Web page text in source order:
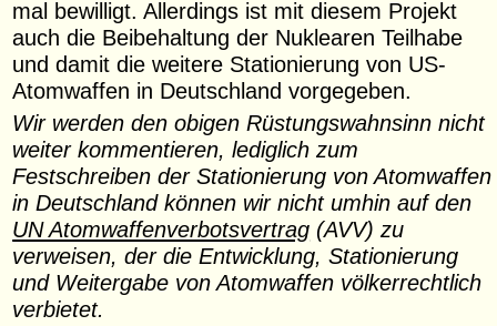
mal bewilligt. Allerdings ist mit diesem Projekt
auch die Beibehaltung der Nuklearen Teilhabe
und damit die weitere Stationierung von US-
Atomwaffen in Deutschland vorgegeben.
Wir werden den obigen Rüstungswahnsinn nicht
weiter kommentieren, lediglich zum
Festschreiben der Stationierung von Atomwaffen
in Deutschland können wir nicht umhin auf den
UN Atomwaffenverbotsvertrag (AVV) zu
verweisen, der die Entwicklung, Stationierung
und Weitergabe von Atomwaffen völkerrechtlich
verbietet.